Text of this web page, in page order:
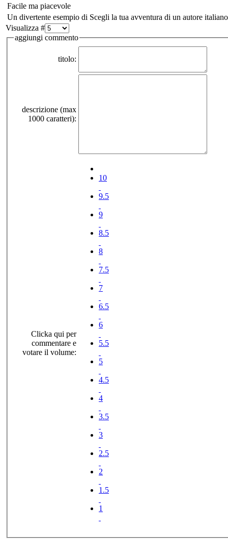
Facile ma piacevole
Un divertente esempio di Scegli la tua avventura di un autore
Visualizza #
aggiungi commento
titolo:
descrizione (max
1000 caratteri):
Clicka qui per
commentare e
votare il volume:
10
9.5
9
8.5
8
7.5
7
6.5
6
5.5
5
4.5
4
3.5
3
2.5
2
1.5
1